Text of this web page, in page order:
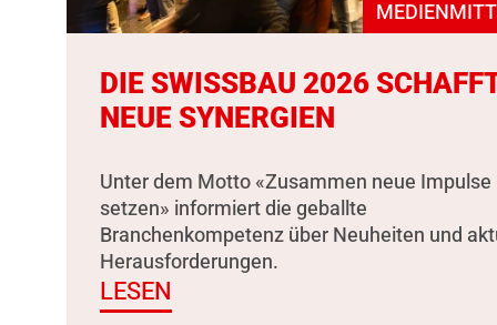
DIE SWISSBAU 2026
NEUE SYNERGIEN
Unter dem Motto «Zusammen neue Impulse
setzen» informiert die geballte
Branchenkompetenz über Neuheiten und
Herausforderungen.
LESEN